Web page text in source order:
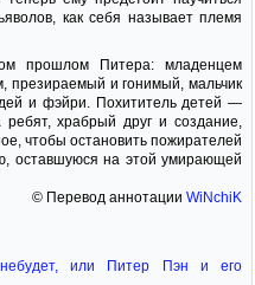
как себя называет племя
прошлом Питера: младенцем
презираемый и гонимый, мальчик
и фэйри. Похититель детей —
ребят, храбрый друг и создание,
чтобы остановить пожирателей
оставшуюся на этой умирающей
© Перевод аннотации WiNchiK
или Питер Пэн и его